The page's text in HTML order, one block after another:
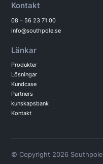
Kontakt
08 – 56 23 71 00
info@southpole.se
Länkar
Produkter
Lösningar
Kundcase
Partners
kunskapsbank
Kontakt
© Copyright 2026 Southpole_